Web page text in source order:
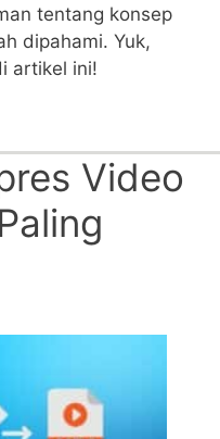
tentang konsep
dipahami. Yuk,
artikel ini!
Video